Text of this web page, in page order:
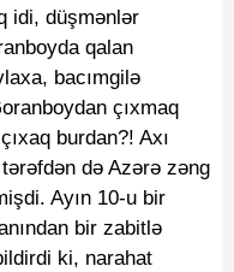
idi, düşmənlər
qalan
bacımgilə
çıxmaq
burdan?! Axı
də Azərə zəng
Ayın 10-u bir
bir zabitlə
ki, narahat